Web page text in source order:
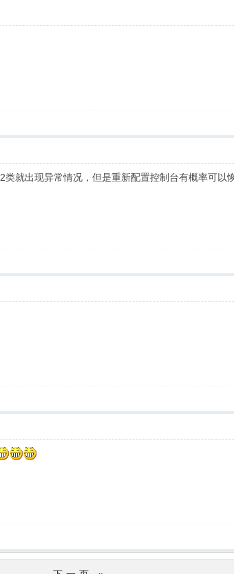
就出现异常情况，但是重新配置控制台有概率可